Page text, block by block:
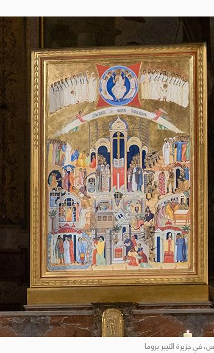
في جزيرة التيبر بروما